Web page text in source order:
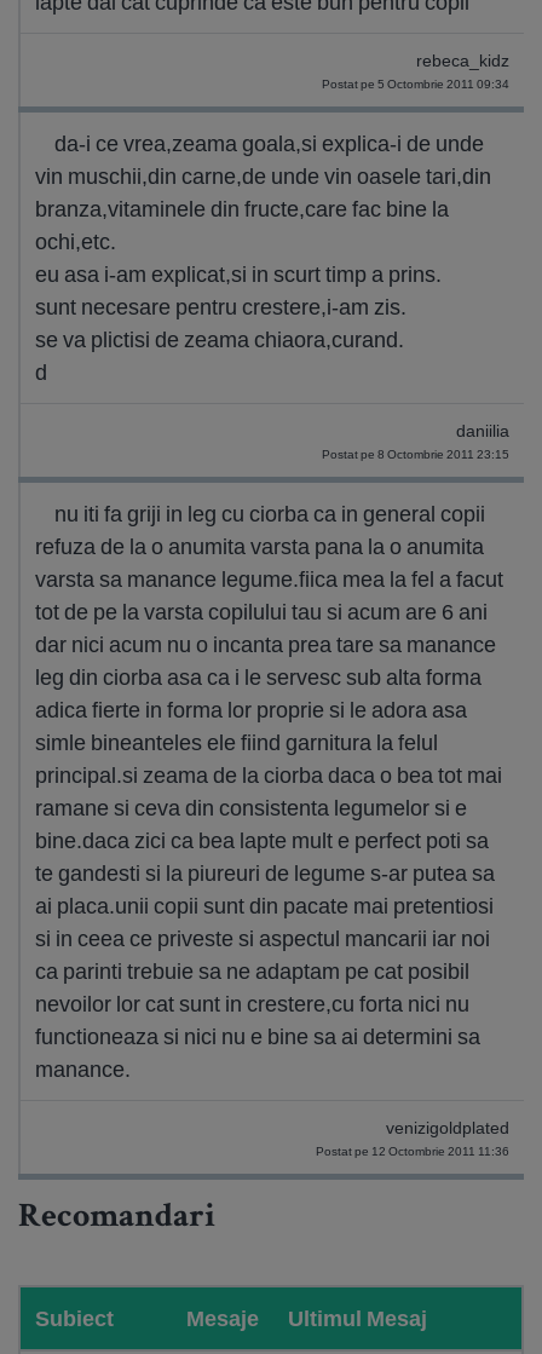
rebeca_kidz
Postat pe 5 Octombrie 2011 09:34
da-i ce vrea,zeama goala,si explica-i de unde
vin muschii,din carne,de unde vin oasele tari,din
branza,vitaminele din fructe,care fac bine la
ochi,etc.
eu asa i-am explicat,si in scurt timp a prins.
sunt necesare pentru crestere,i-am zis.
se va plictisi de zeama chiaora,curand.
d
daniilia
Postat pe 8 Octombrie 2011 23:15
nu iti fa griji in leg cu ciorba ca in general copii
refuza de la o anumita varsta pana la o anumita
varsta sa manance legume.fiica mea la fel a facut
tot de pe la varsta copilului tau si acum are 6 ani
dar nici acum nu o incanta prea tare sa manance
leg din ciorba asa ca i le servesc sub alta forma
adica fierte in forma lor proprie si le adora asa
simle bineanteles ele fiind garnitura la felul
principal.si zeama de la ciorba daca o bea tot mai
ramane si ceva din consistenta legumelor si e
bine.daca zici ca bea lapte mult e perfect poti sa
te gandesti si la piureuri de legume s-ar putea sa
ai placa.unii copii sunt din pacate mai pretentiosi
si in ceea ce priveste si aspectul mancarii iar noi
ca parinti trebuie sa ne adaptam pe cat posibil
nevoilor lor cat sunt in crestere,cu forta nici nu
functioneaza si nici nu e bine sa ai determini sa
manance.
venizigoldplated
Postat pe 12 Octombrie 2011 11:36
Recomandari
Subiect Mesaje Ultimul Mesaj